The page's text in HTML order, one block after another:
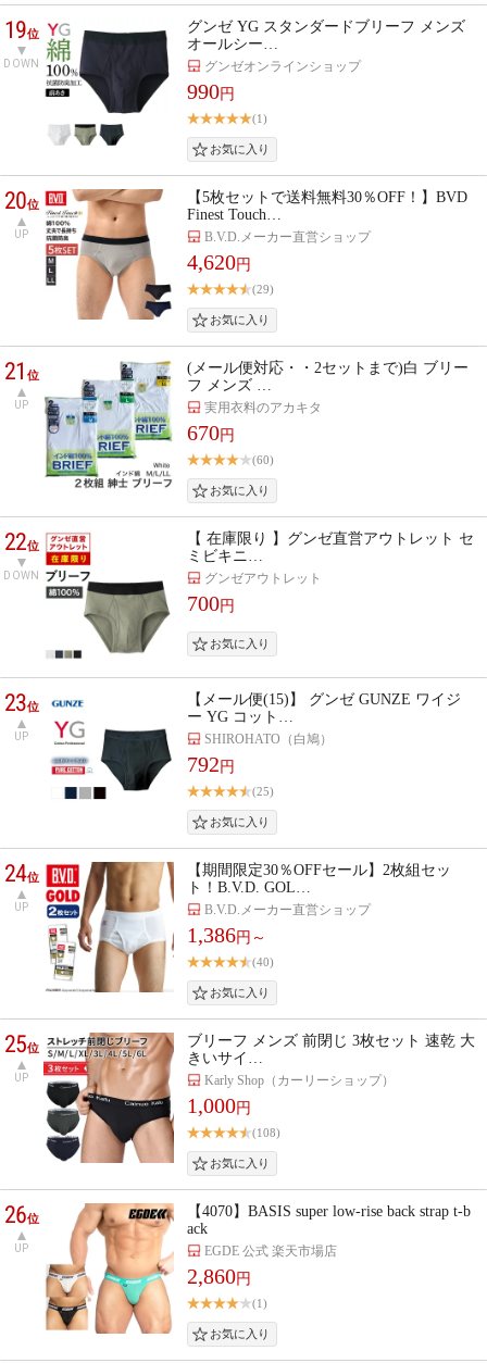
19位
DOWN
グンゼ YG スタンダードブリーフ メンズ
オールシー…
グンゼオンラインショップ
990円
(1)
20位
UP
【5枚セットで送料無料30％OFF！】BVD
Finest Touch…
B.V.D.メーカー直営ショップ
4,620円
(29)
21位
UP
(メール便対応・・2セットまで)白 ブリー
フ メンズ …
実用衣料のアカキタ
670円
(60)
22位
DOWN
【 在庫限り 】グンゼ直営アウトレット セ
ミビキニ…
グンゼアウトレット
700円
23位
UP
【メール便(15)】 グンゼ GUNZE ワイジ
ー YG コット…
SHIROHATO（白鳩）
792 円
(25)
24位
UP
【期間限定30％OFFセール】2枚組セッ
ト！B.V.D. GOL…
B.V.D.メーカー直営ショップ
1,386円～
(40)
25位
UP
ブリーフ メンズ 前閉じ 3枚セット 速乾 大
きいサイ…
Karly Shop（カーリーショップ）
1,000円
(108)
26位
UP
【4070】BASIS super low-rise back strap t-b
ack
EGDE 公式 楽天市場店
2,860円
(1)